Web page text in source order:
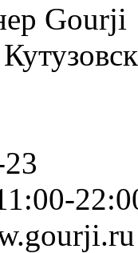
Gourji